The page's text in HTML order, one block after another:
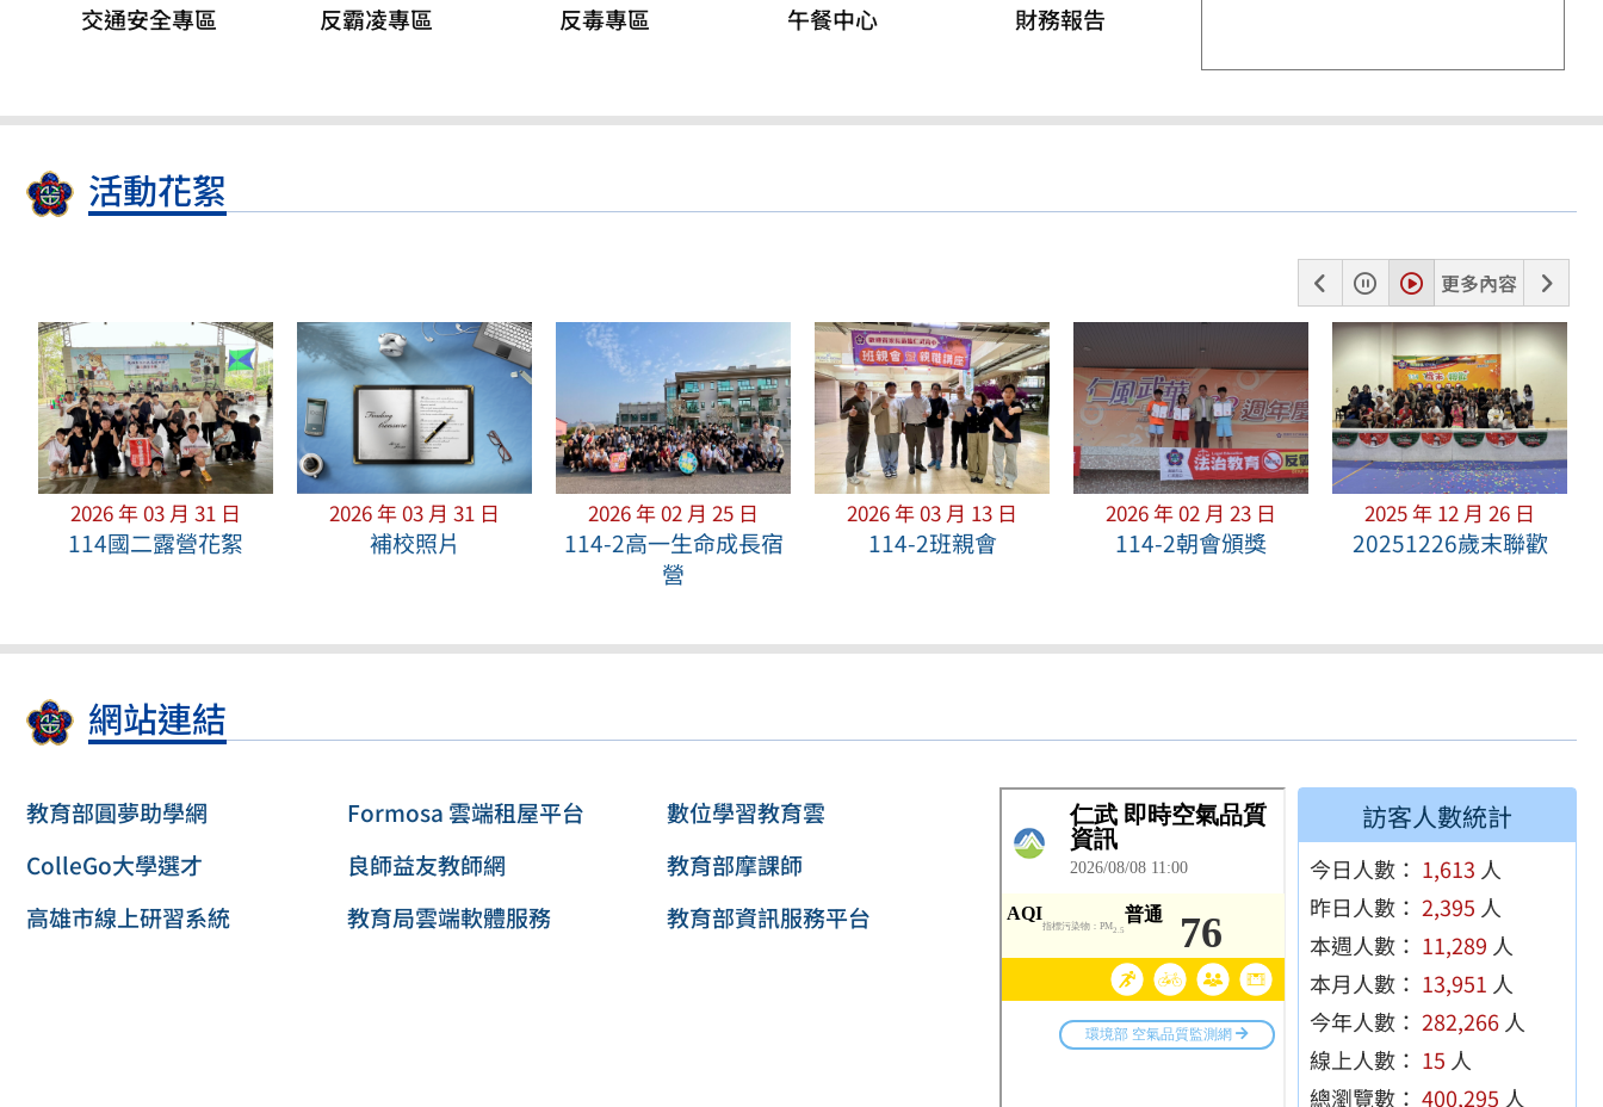
交通安全專區 反霸凌專區 反毒專區 午餐中心 財務報告
活動花絮
一
張
暫
停
播
放
更多內容
下
一
張
2026 年 03 月 31 日
114國二露營花絮
2026 年 03 月 31 日
補校照片
2026 年 02 月 25 日
114-2高一生命成長宿
營
2026 年 03 月 13 日
114-2班親會
2026 年 02 月 23 日
114-2朝會頒獎
2025 年 12 月 26 日
20251226歲末聯歡
網站連結
教育部圓夢助學網 Formosa 雲端租屋平台
數位學習教育雲
ColleGo大學選才
良師益友教師網
教育部摩課師
高雄市線上研習系統
教育局雲端軟體服務 教育部資訊服務平台
訪客人數統計
今日人數： 1,613 人
昨日人數： 2,395 人
本週人數： 11,289 人
本月人數： 13,951 人
今年人數： 282,266 人
線上人數： 15 人
總瀏覽數： 400,295 人